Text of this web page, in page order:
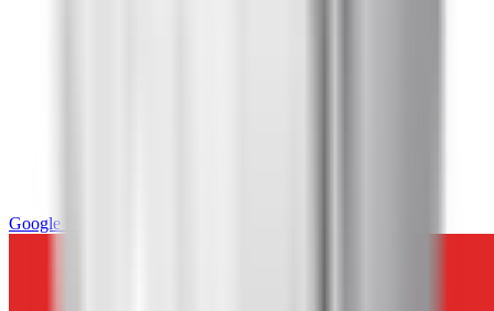
Google News